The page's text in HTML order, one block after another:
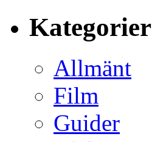
Kategorier
Allmänt
Film
Guider